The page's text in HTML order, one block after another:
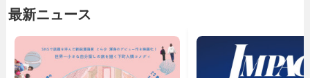
最新ニュース